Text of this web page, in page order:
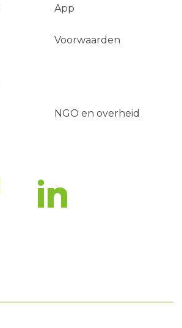
App
Voorwaarden
NGO en overheid